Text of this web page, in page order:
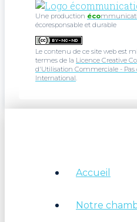
Une production éco
écoresponsable et durable
Le contenu de ce site web est
termes de la Licence Creative
d'Utilisation Commerciale - Pas
International
Accueil
Notre